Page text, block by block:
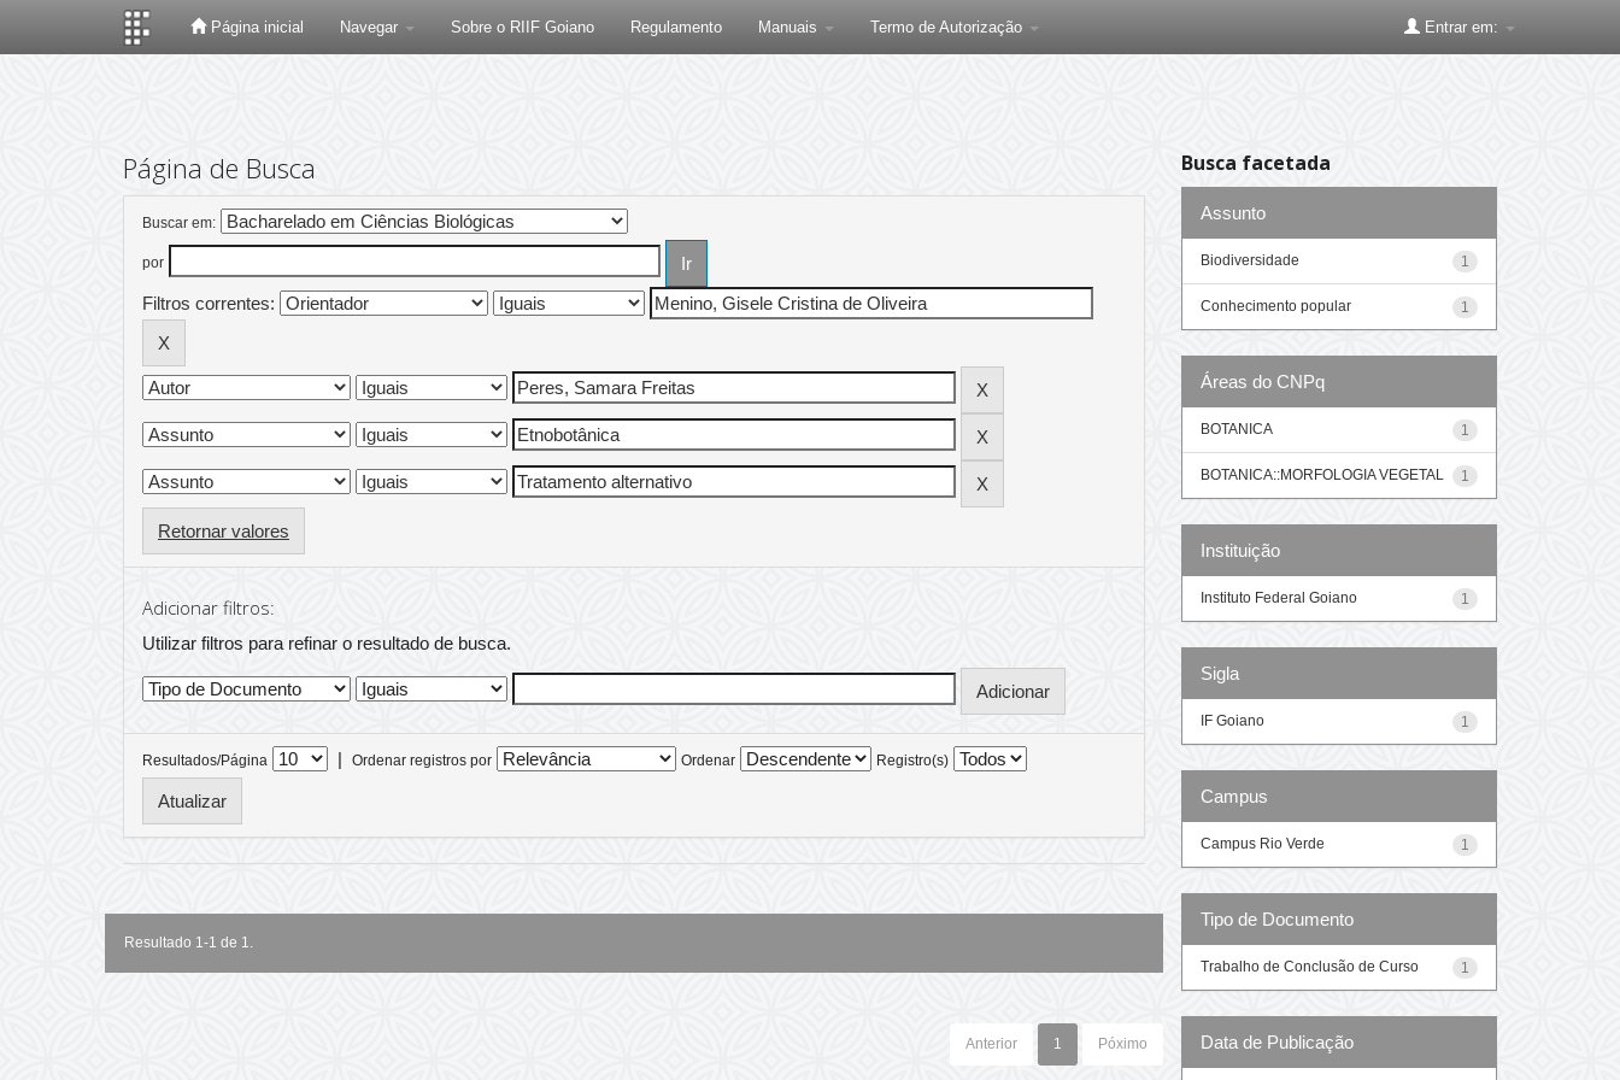
Página inicial Navegar Sobre o RIIF Goiano Regulamento Manuais Termo de Autorização Entrar em:
Página de Busca
Buscar em:
por
Filtros correntes:
Retornar valores
Adicionar filtros:
Utilizar filtros para refinar o resultado de busca.
Resultados/Página | Ordenar registros por Ordenar Registro(s)
Resultado 1-1 de 1.
Anterior 1 Póximo
Busca facetada
Assunto
1
Biodiversidade
1
Conhecimento popular
Áreas do CNPq
1
BOTANICA
1
BOTANICA::MORFOLOGIA VEGETAL
Instituição
1
Instituto Federal Goiano
Sigla
1
IF Goiano
Campus
1
Campus Rio Verde
Tipo de Documento
1
Trabalho de Conclusão de Curso
Data de Publicação